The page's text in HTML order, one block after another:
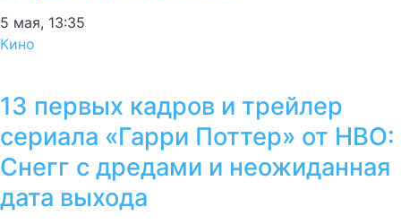
5 мая, 13:35
Кино
13 первых кадров и трейлер
сериала «Гарри Поттер» от HBO:
Снегг с дредами и неожиданная
дата выхода